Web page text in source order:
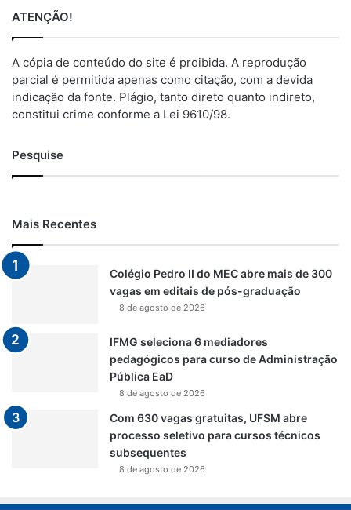
ATENÇÃO!
A cópia de conteúdo do site é proibida. A reprodução
parcial é permitida apenas como citação, com a devida
indicação da fonte. Plágio, tanto direto quanto indireto,
constitui crime conforme a Lei 9610/98.
Pesquise
Mais Recentes
Colégio Pedro II do MEC abre mais de 300
vagas em editais de pós-graduação
8 de agosto de 2026
IFMG seleciona 6 mediadores
pedagógicos para curso de Administração
Pública EaD
8 de agosto de 2026
Com 630 vagas gratuitas, UFSM abre
processo seletivo para cursos técnicos
subsequentes
8 de agosto de 2026